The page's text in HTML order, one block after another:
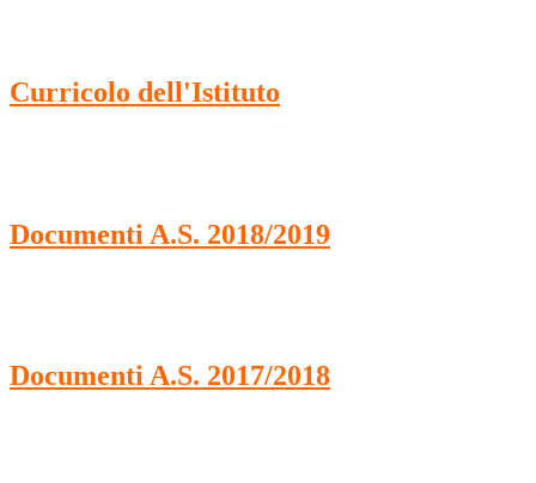
Curricolo dell'Istituto
Documenti A.S. 2018/2019
Documenti A.S. 2017/2018